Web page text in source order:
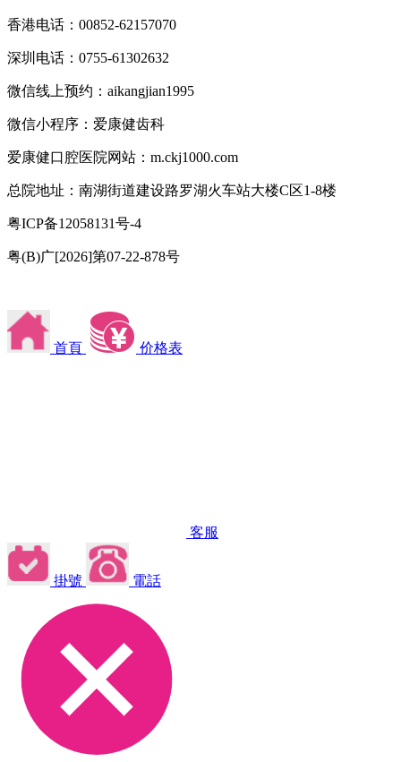
香港电话：00852-62157070
深圳电话：0755-61302632
微信线上预约：aikangjian1995
微信小程序：爱康健齿科
爱康健口腔医院网站：m.ckj1000.com
总院地址：南湖街道建设路罗湖火车站大楼C区1-8楼
粤ICP备12058131号-4
粤(B)广[2026]第07-22-878号
首頁 价格表
客服
掛號 電話